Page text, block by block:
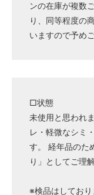
ンの在庫が複数
り、同等程度の
いますので予め
□状態
未使用と思われ
レ・軽微なシミ
す。 経年品のた
り」としてご理
※検品はしてお